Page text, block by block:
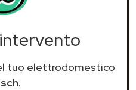
tuo elettrodomestico
.